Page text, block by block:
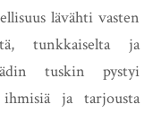
lävähti vasten
tunkkaiselta ja
tuskin pystyi
ja tarjousta